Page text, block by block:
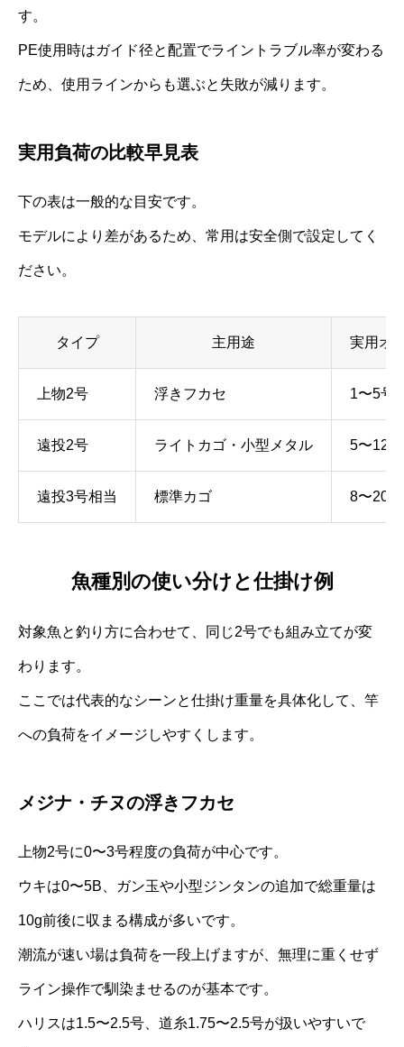
す。
PE使用時はガイド径と配置でライントラブル率が変わる
ため、使用ラインからも選ぶと失敗が減ります。
実用負荷の比較早見表
下の表は一般的な目安です。
モデルにより差があるため、常用は安全側で設定してく
ださい。
タイプ 主用途 実用オ
上物2号 浮きフカセ 1〜5号
遠投2号 ライトカゴ・小型メタル 5〜12号
遠投3号相当 標準カゴ 8〜20号
魚種別の使い分けと仕掛け例
対象魚と釣り方に合わせて、同じ2号でも組み立てが変
わります。
ここでは代表的なシーンと仕掛け重量を具体化して、竿
への負荷をイメージしやすくします。
メジナ・チヌの浮きフカセ
上物2号に0〜3号程度の負荷が中心です。
ウキは0〜5B、ガン玉や小型ジンタンの追加で総重量は
10g前後に収まる構成が多いです。
潮流が速い場は負荷を一段上げますが、無理に重くせず
ライン操作で馴染ませるのが基本です。
ハリスは1.5〜2.5号、道糸1.75〜2.5号が扱いやすいで